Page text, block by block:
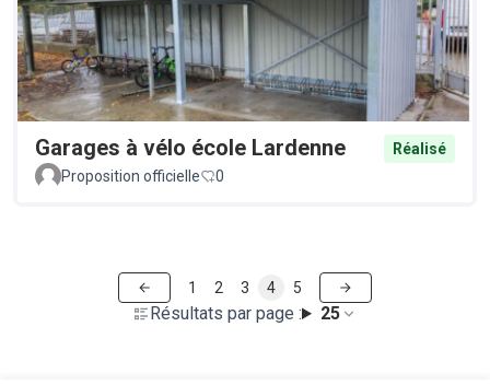
Garages à vélo école Lardenne
Réalisé
Proposition officielle
0
Résultats par page : 25
1 2 3 4 5